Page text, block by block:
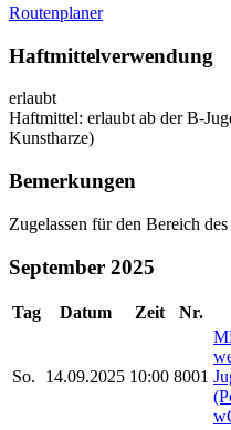
Routenplaner
Haftmittelverwendung
erlaubt
Haftmittel: erlaubt ab der B-
Kunstharze)
Bemerkungen
Zugelassen für den Bereich
September 2025
Tag Datum Zeit Nr.
So. 14.09.2025 10:00 8001